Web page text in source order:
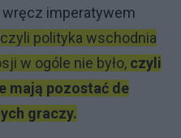
imperatywem
czyli polityka wschodnia
w ogóle nie było, czyli
mają pozostać de
graczy.